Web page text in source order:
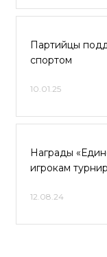
Партийцы
спортом
10.01.25
Награды
игрокам
12.08.24